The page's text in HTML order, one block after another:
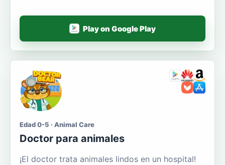
Play on Google Play
Edad 0-5 · Animal Care
Doctor para animales
¡El doctor trata animales lindos en un hospital!